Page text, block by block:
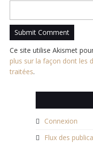
Ce site utilise Akismet
plus sur la façon dont les
traitées.
Connexion
Flux des